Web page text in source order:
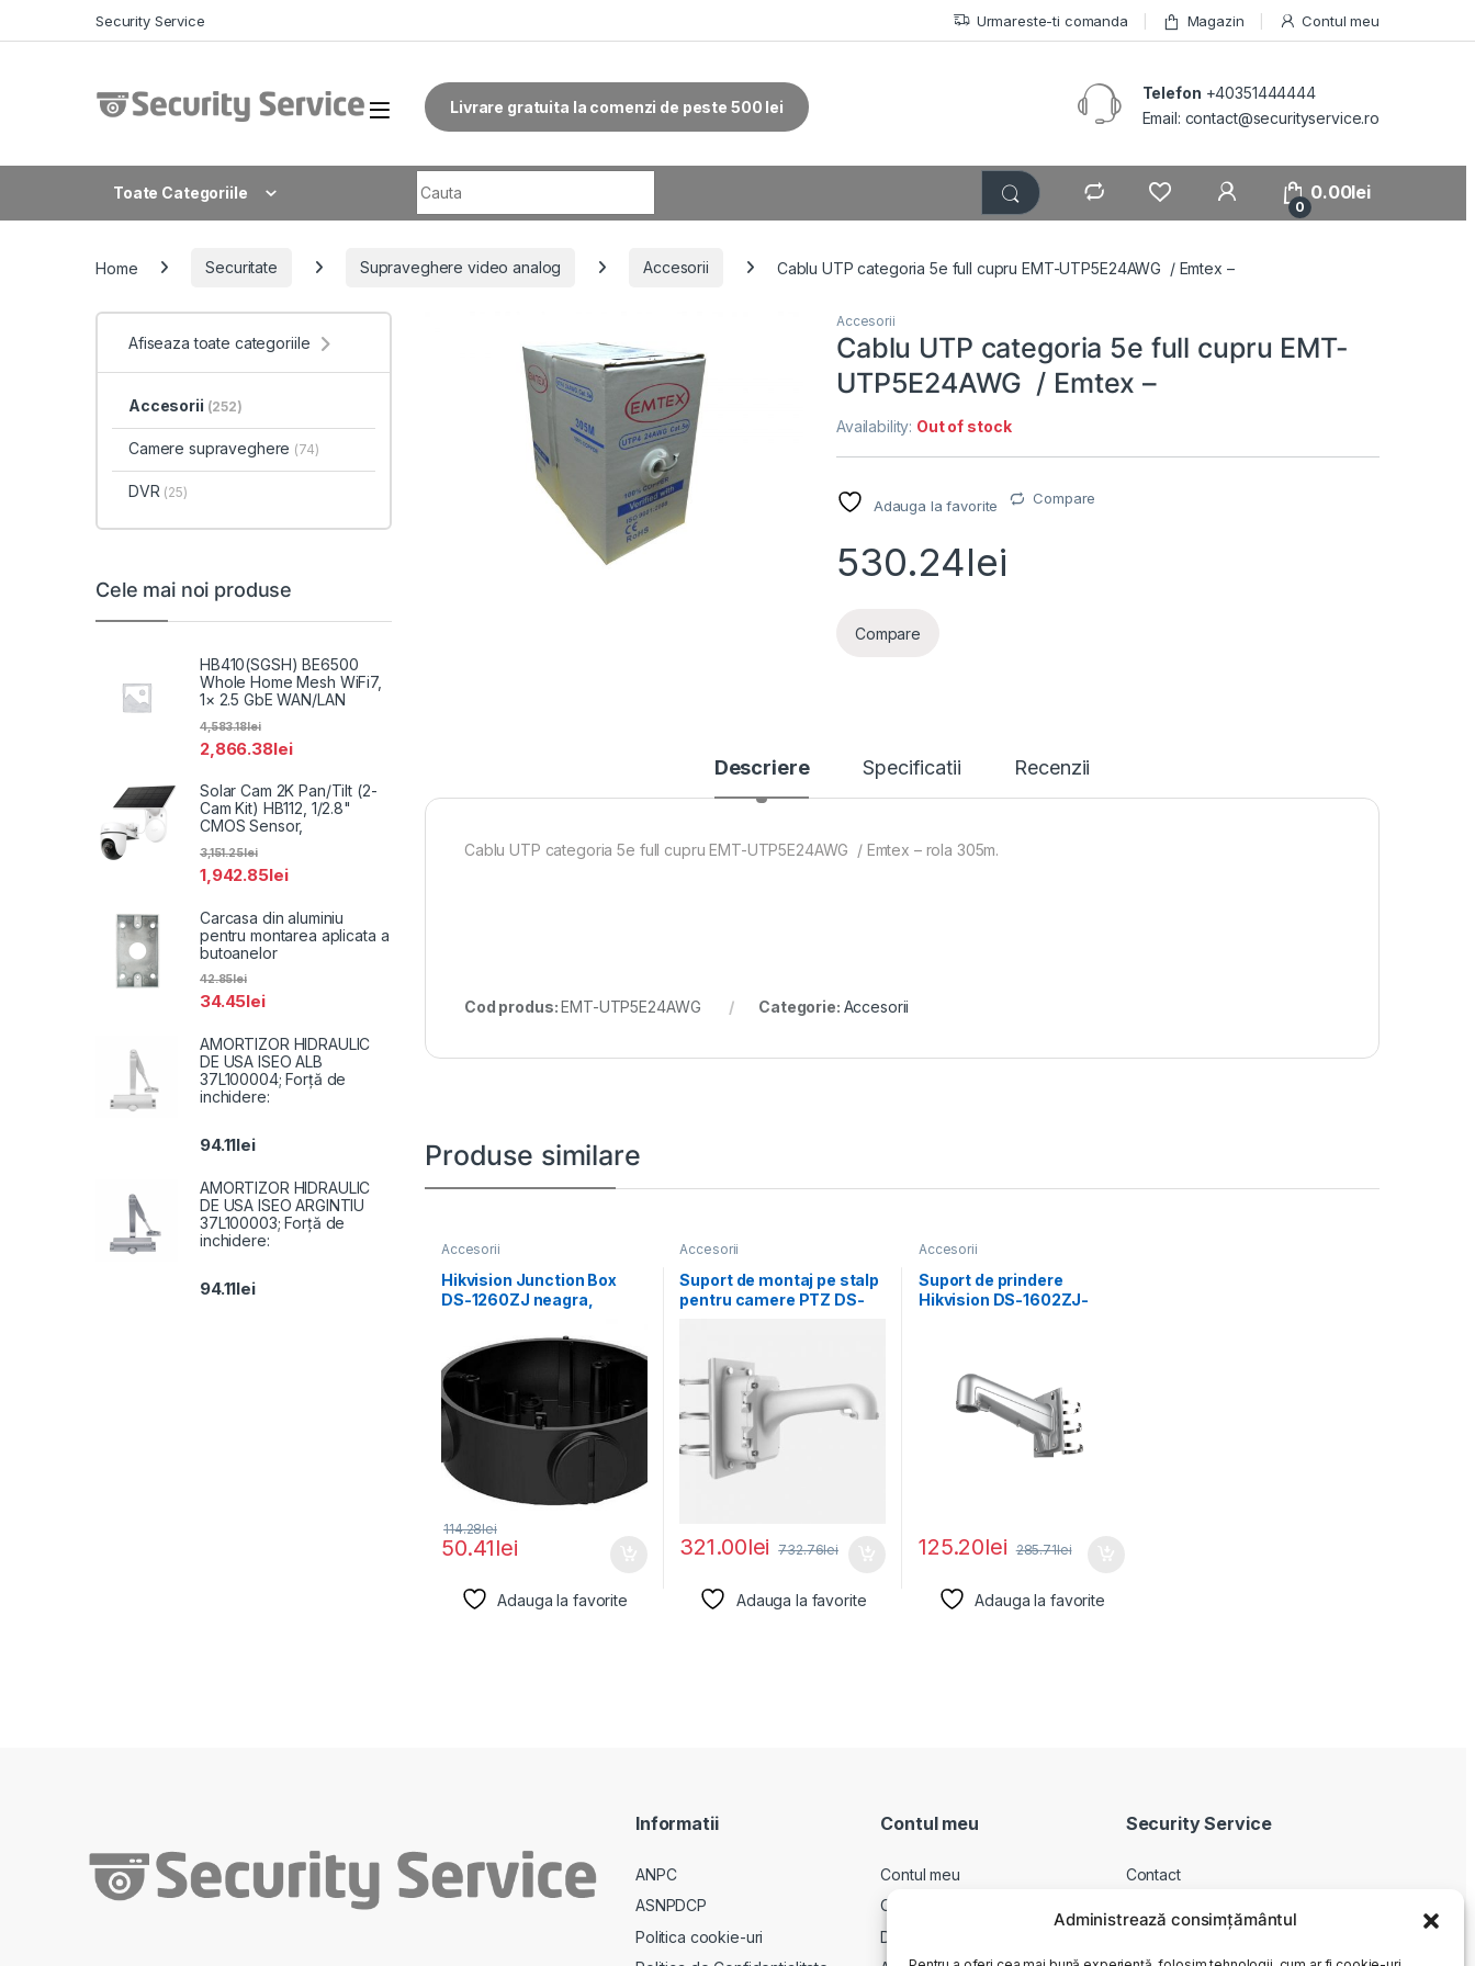
Administrează consimțământul
Security Service Urmareste-ti comanda Magazin Contul meu
Livrare gratuita la comenzi de peste 500 lei
Telefon +40351444444
Email: contact@securityservice.ro
Toate Categoriile
0
0.00lei
Home Securitate Supraveghere video analog Accesorii Cablu UTP categoria 5e full cupru EMT-UTP5E24AWG / Emtex –
Accesorii
Cablu UTP categoria 5e full cupru EMT-
UTP5E24AWG / Emtex –
Availability: Out of stock
Adauga la favorite Compare
530.24lei
Compare
Descriere Specificatii Recenzii
Cablu UTP categoria 5e full cupru EMT-UTP5E24AWG / Emtex – rola 305m.
Cod produs:EMT-UTP5E24AWG Categorie: Accesorii
Produse similare
Accesorii
Hikvision Junction Box
DS-1260ZJ neagra,
camera, aliaj
50.41lei
114.28lei
Adauga la favorite
Accesorii
Suport de montaj pe stalp
pentru camere PTZ DS-
321.00lei 732.76lei
Adauga la favorite
Accesorii
Suport de prindere
Hikvision DS-1602ZJ-
125.20lei 285.71lei
Adauga la favorite
Afiseaza toate categoriile
Accesorii (252)
Camere supraveghere (74)
DVR (25)
Cele mai noi produse
HB410(SGSH) BE6500
Whole Home Mesh WiFi7,
1× 2.5 GbE WAN/LAN
2,866.38lei
4,583.18lei
Solar Cam 2K Pan/Tilt (2-
Cam Kit) HB112, 1/2.8"
CMOS Sensor,
1,942.85lei
3,151.25lei
Carcasa din aluminiu
pentru montarea aplicata a
butoanelor
34.45lei
42.85lei
AMORTIZOR HIDRAULIC
DE USA ISEO ALB
37L100004; Forță de
inchidere:
94.11lei
AMORTIZOR HIDRAULIC
DE USA ISEO ARGINTIU
37L100003; Forță de
inchidere:
94.11lei
Informatii
ANPC
ASNPDCP
Politica cookie-uri
Contul meu
Contul meu
Comenzi
Descarcari
Security Service
Contact